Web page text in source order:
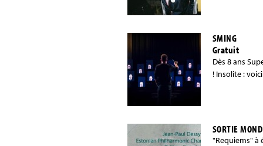
SMING
Gratuit
Dès 8 ans
! Insolite :
SORTIE
"Requiems" à